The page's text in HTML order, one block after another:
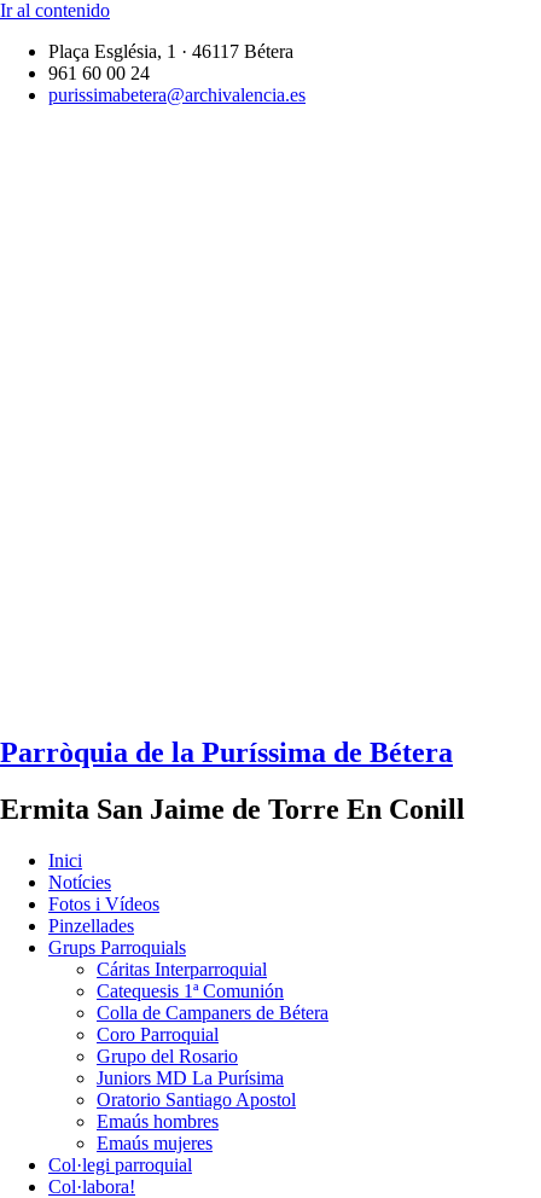
Ir al contenido
Plaça Església, 1 · 46117 Bétera
961 60 00 24
purissimabetera@archivalencia.es
Parròquia de la Puríssima de Bétera
Ermita San Jaime de Torre En Conill
Inici
Notícies
Fotos i Vídeos
Pinzellades
Grups Parroquials
Cáritas Interparroquial
Catequesis 1ª Comunión
Colla de Campaners de Bétera
Coro Parroquial
Grupo del Rosario
Juniors MD La Purísima
Oratorio Santiago Apostol
Emaús hombres
Emaús mujeres
Col·legi parroquial
Col·labora!